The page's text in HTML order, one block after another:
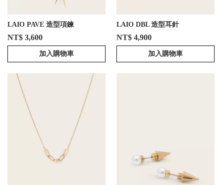
LAIO PAVE 造型項鍊
NT$ 3,600
加入購物車
LAIO DBL 造型耳針
NT$ 4,900
加入購物車